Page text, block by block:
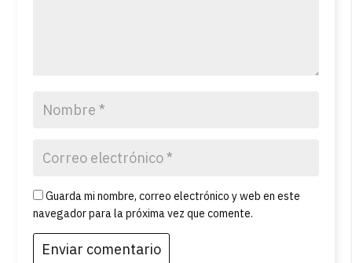
Guarda mi nombre, correo electrónico y web en este
navegador para la próxima vez que comente.